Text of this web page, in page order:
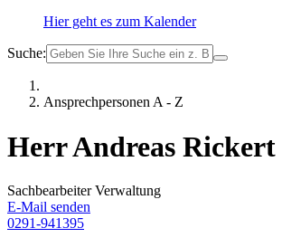
Hier geht es zum Kalender
Suche:
Ansprechpersonen A - Z
Herr Andreas Rickert
Sachbearbeiter Verwaltung
E-Mail senden
0291-941395